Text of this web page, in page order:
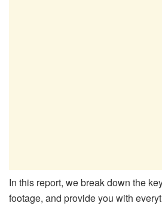
In this report, we break down the
footage, and provide you with